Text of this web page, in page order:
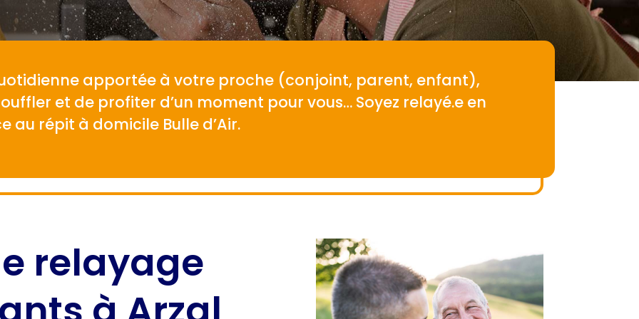
apportée à votre proche (conjoint, parent, enfant),
et de profiter d’un moment pour vous… Soyez relayé.e en
répit à domicile Bulle d’Air.
relayage